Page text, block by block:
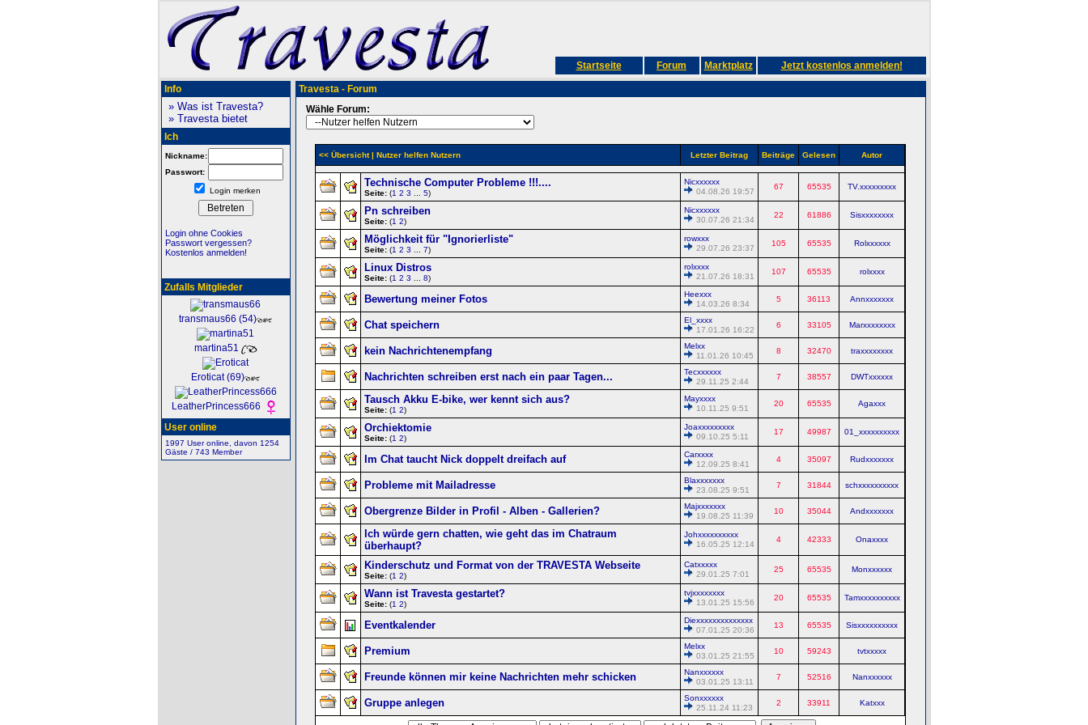
Startseite Forum Marktplatz Jetzt kostenlos anmelden!
Info
» Was ist Travesta?
» Travesta bietet
Ich
Nickname:
Passwort:
Login merken
Login ohne Cookies
Passwort vergessen?
Kostenlos anmelden!
Zufalls Mitglieder
transmaus66 (54)
martina51
Eroticat (69)
LeatherPrincess666
User online
1997 User online, davon 1254
Gäste / 743 Member
Travesta - Forum
Wähle Forum:
<< Übersicht| Nutzer helfen Nutzern Letzter Beitrag Beiträge Gelesen Autor
Technische Computer Probleme !!!....
Seite: (1 2 3 5)
Nicxxxxxx
04.08.26 19:57
67 65535 TV.xxxxxxxxx
Pn schreiben
Seite: (1 2)
Nicxxxxxx
30.07.26 21:34
22 61886 Sisxxxxxxxx
Möglichkeit für "Ignorierliste"
Seite: (1 2 3 7)
rowxxx
29.07.26 23:37
105 65535 Rolxxxxxx
Linux Distros
Seite: (1 2 3 8)
rolxxxx
21.07.26 18:31
107 65535 rolxxxx
Bewertung meiner Fotos
Heexxx
14.03.26 8:34
5 36113 Annxxxxxxx
Chat speichern
El_xxxx
17.01.26 16:22
6 33105 Marxxxxxxxx
kein Nachrichtenempfang
Melxx
11.01.26 10:45
8 32470 traxxxxxxxx
Nachrichten schreiben erst nach ein paar Tagen...
Tecxxxxxx
29.11.25 2:44
7 38557 DWTxxxxxx
Tausch Akku E-bike, wer kennt sich aus?
Seite: (1 2)
Mayxxxx
10.11.25 9:51
20 65535 Agaxxx
Orchiektomie
Seite: (1 2)
Joaxxxxxxxxx
09.10.25 5:11
17 49987 01_xxxxxxxxxx
Im Chat taucht Nick doppelt dreifach auf
Carxxxx
12.09.25 8:41
4 35097 Rudxxxxxxx
Probleme mit Mailadresse
Blaxxxxxxx
23.08.25 9:51
7 31844 schxxxxxxxxxx
Obergrenze Bilder in Profil - Alben - Gallerien?
Majxxxxxxx
19.08.25 11:39
10 35044 Andxxxxxxx
Ich würde gern chatten, wie geht das im Chatraum
überhaupt?
Johxxxxxxxxxx
16.05.25 12:14
4 42333 Onaxxxx
Kinderschutz und Format von der TRAVESTA Webseite
Seite: (1 2)
Catxxxxx
29.01.25 7:01
25 65535 Monxxxxxx
Wann ist Travesta gestartet?
Seite: (1 2)
tvjxxxxxxxx
13.01.25 15:56
20 65535 Tamxxxxxxxxxx
Eventkalender
Diexxxxxxxxxxxxxx
07.01.25 20:36
13 65535 Sisxxxxxxxxxx
Premium
Melxx
03.01.25 21:55
10 59243 tvtxxxxx
Freunde können mir keine Nachrichten mehr schicken
Nanxxxxxx
03.01.25 13:11
7 52516 Nanxxxxxx
Gruppe anlegen
Sonxxxxxx
25.11.24 11:23
2 33911 Katxxx